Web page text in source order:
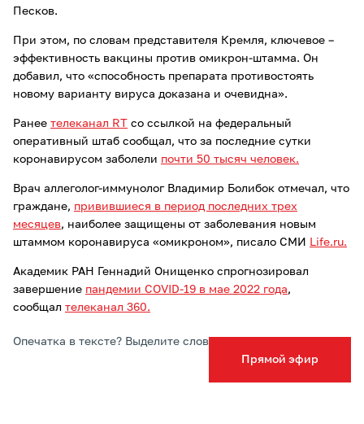
Прямой эфир
Песков.
При этом, по словам представителя Кремля, ключевое –
эффективность вакцины против омикрон-штамма. Он
добавил, что «способность препарата противостоять
новому варианту вируса доказана и очевидна».
Ранее телеканал RT со ссылкой на федеральный
оперативный штаб сообщал, что за последние сутки
коронавирусом заболели почти 50 тысяч человек.
Врач аллеголог-иммунолог Владимир Болибок отмечал, что
граждане, привившиеся в период последних трех
месяцев, наиболее защищены от заболевания новым
штаммом коронавируса «омикроном», писало СМИ
Life.ru.
Академик РАН Геннадий Онищенко спрогнозировал
завершение пандемии COVID-19 в мае 2022 года,
сообщал телеканал 360.
Опечатка в тексте? Выделите слово и нажмите Ctrl+Enter